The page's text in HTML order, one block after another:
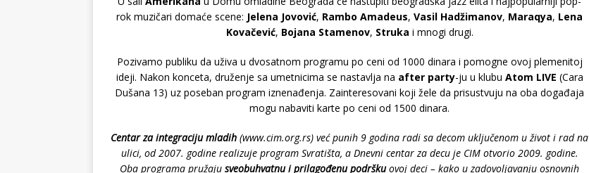
rok muzičari domaće scene: Jelena Jovović, Rambo Amadeus,Vasil Hadžimanov, Maraqya, Lena
Kovačević, Bojana Stamenov, Struka i mnogi drugi.
Pozivamo publiku da uživa u dvosatnom programu po ceni od 1000 dinara i pomogne ovoj plemenitoj
ideji. Nakon konceta, druženje sa umetnicima se nastavlja na after party-ju u klubu Atom LIVE (Cara
Dušana 13) uz poseban program iznenađenja. Zainteresovani koji žele da prisustvuju na oba događaja
mogu nabaviti karte po ceni od 1500 dinara.
Centar za integraciju mladih (www.cim.org.rs) već punih 9 godina radi sa decom uključenom u život i rad na
ulici, od 2007. godine realizuje program Svratišta, a Dnevni centar za decu je CIM otvorio 2009. godine.
Oba programa pružajusveobuhvatnu i prilagođenu podrškuovoj deci – kako u zadovoljavanju osnovnih